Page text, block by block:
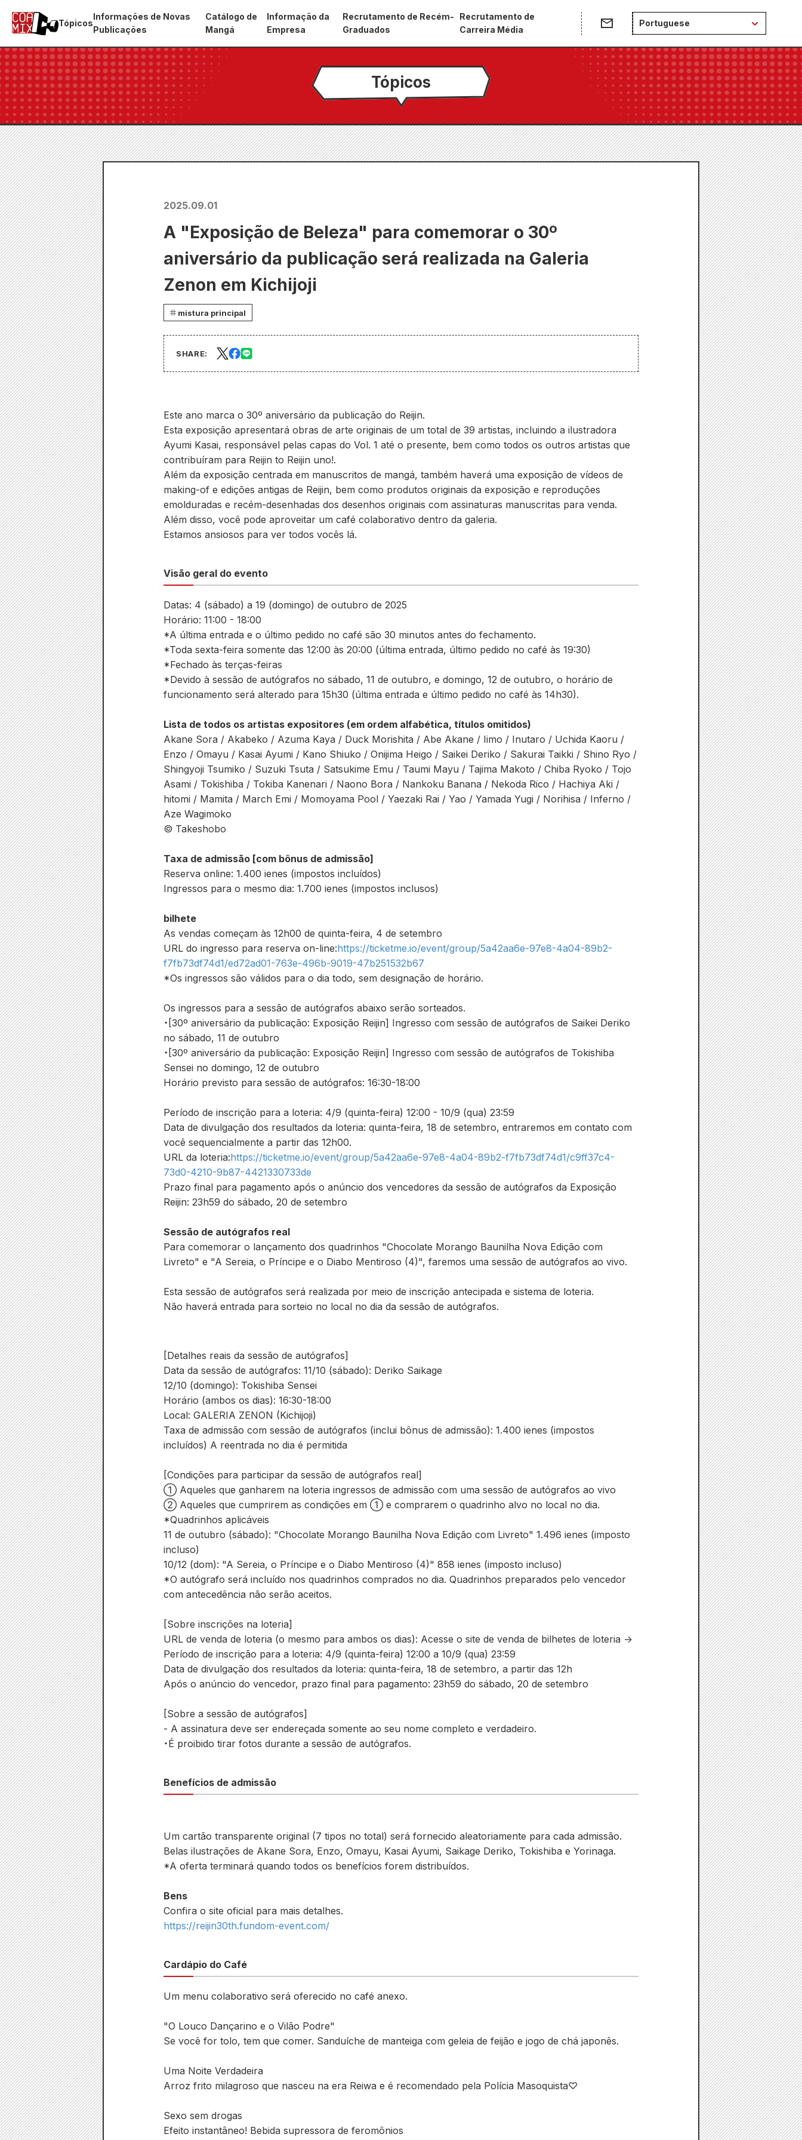
Tópicos
Informações de Novas
Publicações
Catálogo de
Mangá
Informação da
Empresa
Recrutamento de Recém-
Graduados
Recrutamento de
Carreira Média
Portuguese
Tópicos
2025.09.01
A "Exposição de Beleza" para comemorar o 30º
aniversário da publicação será realizada na Galeria
Zenon em Kichijoji
mistura principal
SHARE:
Este ano marca o 30º aniversário da publicação do Reijin.
Esta exposição apresentará obras de arte originais de um total de 39 artistas, incluindo a ilustradora
Ayumi Kasai, responsável pelas capas do Vol. 1 até o presente, bem como todos os outros artistas que
contribuíram para Reijin to Reijin uno!.
Além da exposição centrada em manuscritos de mangá, também haverá uma exposição de vídeos de
making-of e edições antigas de Reijin, bem como produtos originais da exposição e reproduções
emolduradas e recém-desenhadas dos desenhos originais com assinaturas manuscritas para venda.
Além disso, você pode aproveitar um café colaborativo dentro da galeria.
Estamos ansiosos para ver todos vocês lá.
Visão geral do evento
Datas: 4 (sábado) a 19 (domingo) de outubro de 2025
Horário: 11:00 - 18:00
*A última entrada e o último pedido no café são 30 minutos antes do fechamento.
*Toda sexta-feira somente das 12:00 às 20:00 (última entrada, último pedido no café às 19:30)
*Fechado às terças-feiras
*Devido à sessão de autógrafos no sábado, 11 de outubro, e domingo, 12 de outubro, o horário de
funcionamento será alterado para 15h30 (última entrada e último pedido no café às 14h30).
Lista de todos os artistas expositores (em ordem alfabética, títulos omitidos)
Akane Sora / Akabeko / Azuma Kaya / Duck Morishita / Abe Akane / Iimo / Inutaro / Uchida Kaoru /
Enzo / Omayu / Kasai Ayumi / Kano Shiuko / Onijima Heigo / Saikei Deriko / Sakurai Taikki / Shino Ryo /
Shingyoji Tsumiko / Suzuki Tsuta / Satsukime Emu / Taumi Mayu / Tajima Makoto / Chiba Ryoko / Tojo
Asami / Tokishiba / Tokiba Kanenari / Naono Bora / Nankoku Banana / Nekoda Rico / Hachiya Aki /
hitomi / Mamita / March Emi / Momoyama Pool / Yaezaki Rai / Yao / Yamada Yugi / Norihisa / Inferno /
Aze Wagimoko
© Takeshobo
Taxa de admissão [com bônus de admissão]
Reserva online: 1.400 ienes (impostos incluídos)
Ingressos para o mesmo dia: 1.700 ienes (impostos inclusos)
bilhete
As vendas começam às 12h00 de quinta-feira, 4 de setembro
URL do ingresso para reserva on-line:https://ticketme.io/event/group/5a42aa6e-97e8-4a04-89b2-
f7fb73df74d1/ed72ad01-763e-496b-9019-47b251532b67
*Os ingressos são válidos para o dia todo, sem designação de horário.
Os ingressos para a sessão de autógrafos abaixo serão sorteados.
・[30º aniversário da publicação: Exposição Reijin] Ingresso com sessão de autógrafos de Saikei Deriko
no sábado, 11 de outubro
・[30º aniversário da publicação: Exposição Reijin] Ingresso com sessão de autógrafos de Tokishiba
Sensei no domingo, 12 de outubro
Horário previsto para sessão de autógrafos: 16:30-18:00
Período de inscrição para a loteria: 4/9 (quinta-feira) 12:00 - 10/9 (qua) 23:59
Data de divulgação dos resultados da loteria: quinta-feira, 18 de setembro, entraremos em contato com
você sequencialmente a partir das 12h00.
URL da loteria:https://ticketme.io/event/group/5a42aa6e-97e8-4a04-89b2-f7fb73df74d1/c9ff37c4-
73d0-4210-9b87-4421330733de
Prazo final para pagamento após o anúncio dos vencedores da sessão de autógrafos da Exposição
Reijin: 23h59 do sábado, 20 de setembro
Sessão de autógrafos real
Para comemorar o lançamento dos quadrinhos "Chocolate Morango Baunilha Nova Edição com
Livreto" e "A Sereia, o Príncipe e o Diabo Mentiroso (4)", faremos uma sessão de autógrafos ao vivo.
Esta sessão de autógrafos será realizada por meio de inscrição antecipada e sistema de loteria.
Não haverá entrada para sorteio no local no dia da sessão de autógrafos.
[Detalhes reais da sessão de autógrafos]
Data da sessão de autógrafos: 11/10 (sábado): Deriko Saikage
12/10 (domingo): Tokishiba Sensei
Horário (ambos os dias): 16:30-18:00
Local: GALERIA ZENON (Kichijoji)
Taxa de admissão com sessão de autógrafos (inclui bônus de admissão): 1.400 ienes (impostos
incluídos) A reentrada no dia é permitida
[Condições para participar da sessão de autógrafos real]
① Aqueles que ganharem na loteria ingressos de admissão com uma sessão de autógrafos ao vivo
② Aqueles que cumprirem as condições em ① e comprarem o quadrinho alvo no local no dia.
*Quadrinhos aplicáveis
11 de outubro (sábado): "Chocolate Morango Baunilha Nova Edição com Livreto" 1.496 ienes (imposto
incluso)
10/12 (dom): "A Sereia, o Príncipe e o Diabo Mentiroso (4)" 858 ienes (imposto incluso)
*O autógrafo será incluído nos quadrinhos comprados no dia. Quadrinhos preparados pelo vencedor
com antecedência não serão aceitos.
[Sobre inscrições na loteria]
URL de venda de loteria (o mesmo para ambos os dias): Acesse o site de venda de bilhetes de loteria →
Período de inscrição para a loteria: 4/9 (quinta-feira) 12:00 a 10/9 (qua) 23:59
Data de divulgação dos resultados da loteria: quinta-feira, 18 de setembro, a partir das 12h
Após o anúncio do vencedor, prazo final para pagamento: 23h59 do sábado, 20 de setembro
[Sobre a sessão de autógrafos]
- A assinatura deve ser endereçada somente ao seu nome completo e verdadeiro.
・É proibido tirar fotos durante a sessão de autógrafos.
Benefícios de admissão
Um cartão transparente original (7 tipos no total) será fornecido aleatoriamente para cada admissão.
Belas ilustrações de Akane Sora, Enzo, Omayu, Kasai Ayumi, Saikage Deriko, Tokishiba e Yorinaga.
*A oferta terminará quando todos os benefícios forem distribuídos.
Bens
Confira o site oficial para mais detalhes.
https://reijin30th.fundom-event.com/
Cardápio do Café
Um menu colaborativo será oferecido no café anexo.
"O Louco Dançarino e o Vilão Podre"
Se você for tolo, tem que comer. Sanduíche de manteiga com geleia de feijão e jogo de chá japonês.
Uma Noite Verdadeira
Arroz frito milagroso que nasceu na era Reiwa e é recomendado pela Polícia Masoquista♡
Sexo sem drogas
Efeito instantâneo! Bebida supressora de feromônios